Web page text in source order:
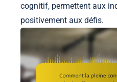
cognitif, permettent aux
positivement aux défis.